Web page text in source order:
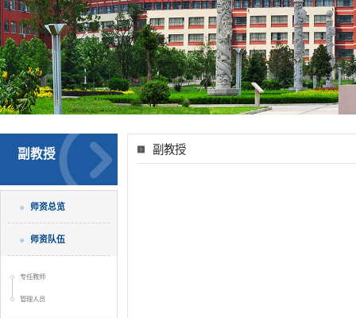
副教授
师资总览
师资队伍
专任教师
管理人员
副教授